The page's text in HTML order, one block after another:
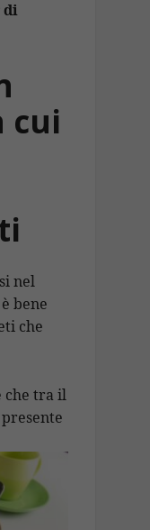
di
cui
nel
è bene
che
che tra il